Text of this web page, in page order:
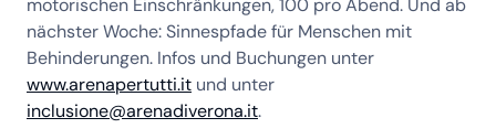
motorischen Einschränkungen, 100 pro Abend. Und ab
nächster Woche: Sinnespfade für Menschen mit
Behinderungen. Infos und Buchungen unter
www.arenapertutti.it und unter
inclusione@arenadiverona.it.